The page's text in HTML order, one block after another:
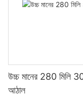
উচ্চ মানের 280 মিলি
আঠাল